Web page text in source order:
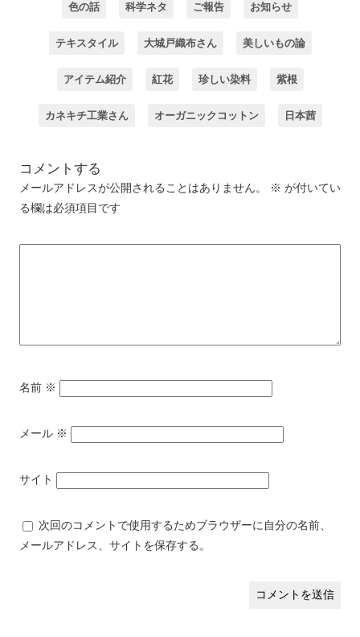
色の話 科学ネタ ご報告 お知らせ
テキスタイル 大城戸織布さん 美しいもの論
アイテム紹介 紅花 珍しい染料 紫根
カネキチ工業さん オーガニックコットン 日本茜
コメントする
メールアドレスが公開されることはありません。 ※ が付いてい
る欄は必須項目です
名前 ※
メール ※
サイト
次回のコメントで使用するためブラウザーに自分の名前、
メールアドレス、サイトを保存する。